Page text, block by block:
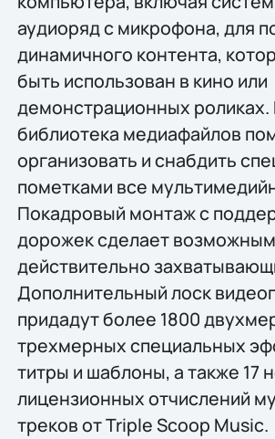
аудиоряд с микрофона, для
динамичного контента,
быть использован в кино или
демонстрационных роликах.
библиотека медиафайлов
организовать и снабдить
пометками все
Покадровый монтаж с
дорожек сделает
действительно
Дополнительный лоск
придадут более 1800
трeхмерных специальных
титры и шаблоны, а также 17
лицензионных отчислений
треков от Triple Scoop Music.